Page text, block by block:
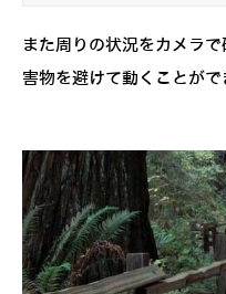
また周りの状況をカメラ
害物を避けて動くことがで